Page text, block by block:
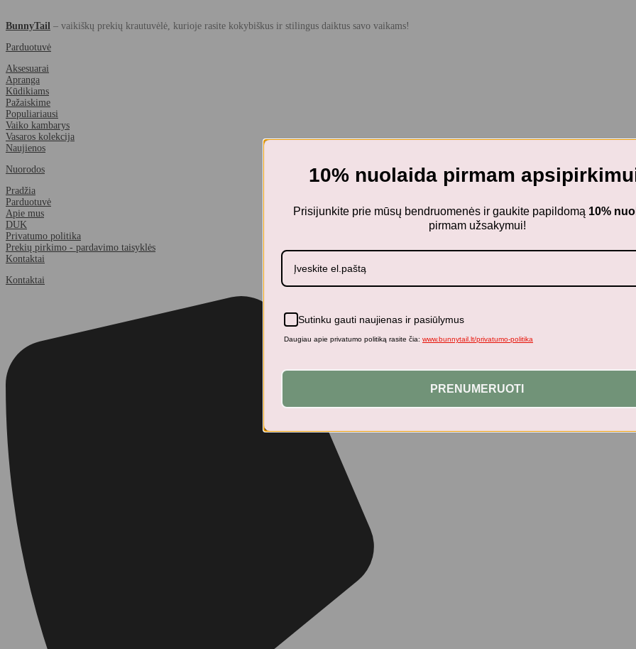
BunnyTail – vaikiškų prekių krautuvėlė, kurioje rasite kokybiškus ir stilingus daiktus savo vaikams!
Parduotuvė
Aksesuarai
Apranga
Kūdikiams
Pažaiskime
Populiariausi
Vaiko kambarys
Vasaros kolekcija
Naujienos
Nuorodos
Pradžia
Parduotuvė
Apie mus
DUK
Privatumo politika
Prekių pirkimo - pardavimo taisyklės
Kontaktai
Kontaktai
10% nuolaida pirmam
Prisijunkite prie mūsų bendruomenės ir gaukite papildomą 10%
pirmam užsakymui!
Sutinku gauti naujienas ir pasiūlymus
Daugiau apie privatumo politiką rasite čia: www.bunnytail.lt/privatumo-politika
PRENUMERUOTI